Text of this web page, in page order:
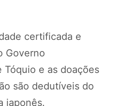
certificada e
Governo
e as doações
são dedutíveis do
japonês.